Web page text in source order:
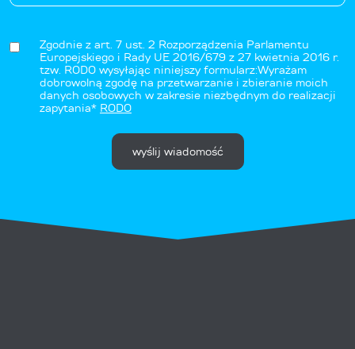
Zgodnie z art. 7 ust. 2 Rozporządzenia Parlamentu
Europejskiego i Rady UE 2016/679 z 27 kwietnia 2016 r.
tzw. RODO wysyłając niniejszy formularz:Wyrażam
dobrowolną zgodę na przetwarzanie i zbieranie moich
danych osobowych w zakresie niezbędnym do realizacji
zapytania* RODO